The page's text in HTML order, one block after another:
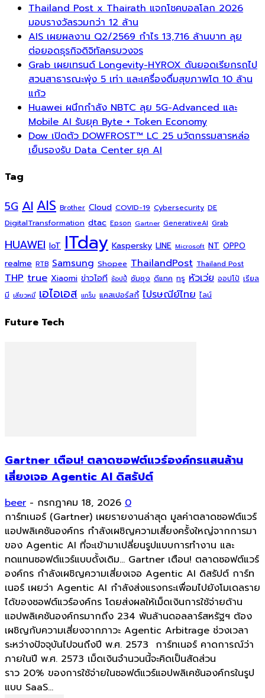
Thailand Post x Thairath แจกโชคบอลโลก 2026
มอบรางวัลรวมกว่า 12 ล้าน
AIS เผยผลงาน Q2/2569 กำไร 13,716 ล้านบาท ลุย
ต่อยอดธุรกิจดิจิทัลครบวงจร
Grab เผยเทรนด์ Longevity-HYROX ดันยอดเรียกรถไป
สวนสาธารณะพุ่ง 5 เท่า และเครื่องดื่มสุขภาพโต 10 ล้าน
แก้ว
Huawei ผนึกกำลัง NBTC ลุย 5G-Advanced และ
Mobile AI รับยุค Byte + Token Economy
Dow เปิดตัว DOWFROST™ LC 25 นวัตกรรมสารหล่อ
เย็นรองรับ Data Center ยุค AI
Tag
5G AI AIS Brother Cloud COVID-19 Cybersecurity DE
DigitalTransformation dtac Epson Gartner GenerativeAI Grab
HUAWEI IoT ITday Kaspersky LINE Microsoft NT OPPO
realme RTB Samsung Shopee ThailandPost Thailand Post
THP true Xiaomi ข่าวไอที ช้อปปี้ ซัมซุง ดีแทค ทรู หัวเว่ย ออปโป้ เรียล
มี เสียวหมี่ เอไอเอส แกร็บ แคสเปอร์สกี้ ไปรษณีย์ไทย ไลน์
Future Tech
Gartner เตือน! ตลาดซอฟต์แวร์องค์กรแสนล้าน
เสี่ยงเจอ Agentic AI ดิสรัปต์
beer - กรกฎาคม 18, 2026 0
การ์ทเนอร์ (Gartner) เผยรายงานล่าสุด มูลค่าตลาดซอฟต์แวร์
แอปพลิเคชันองค์กร กำลังเผชิญความเสี่ยงครั้งใหญ่จากการมา
ของ Agentic AI ที่จะเข้ามาเปลี่ยนรูปแบบการทำงาน และ
ทดแทนซอฟต์แวร์แบบดั้งเดิม... Gartner เตือน! ตลาดซอฟต์แวร์
องค์กร กำลังเผชิญความเสี่ยงเจอ Agentic AI ดิสรัปต์ การ์ท
เนอร์ เผยว่า Agentic AI กำลังส่งแรงกระเพื่อมไปยังโมเดลราย
ได้ของซอฟต์แวร์องค์กร โดยส่งผลให้เม็ดเงินการใช้จ่ายด้าน
แอปพลิเคชันองค์กรมากถึง 234 พันล้านดอลลาร์สหรัฐฯ ต้อง
เผชิญกับความเสี่ยงจากภาวะ Agentic Arbitrage ช่วงเวลา
ระหว่างปัจจุบันไปจนถึงปี พ.ศ. 2573 การ์ทเนอร์ คาดการณ์ว่า
ภายในปี พ.ศ. 2573 เม็ดเงินจำนวนนี้จะคิดเป็นสัดส่วน
ราว 20% ของการใช้จ่ายในซอฟต์แวร์แอปพลิเคชันองค์กรในรูป
แบบ SaaS...